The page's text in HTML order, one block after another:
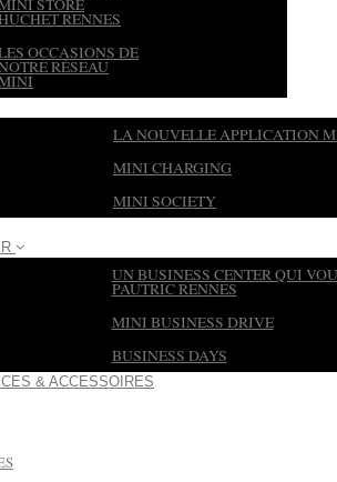
STORE
RENNES
OCCASIONS DE
RÉSEAU
LA NOUVELLE APPLICATION
MINI CHARGING
MINI SOCIETY
UN BUSINESS CENTER QUI
PAUTRIC RENNES
MINI BUSINESS DRIVE
BUSINESS DAYS
& ACCESSOIRES